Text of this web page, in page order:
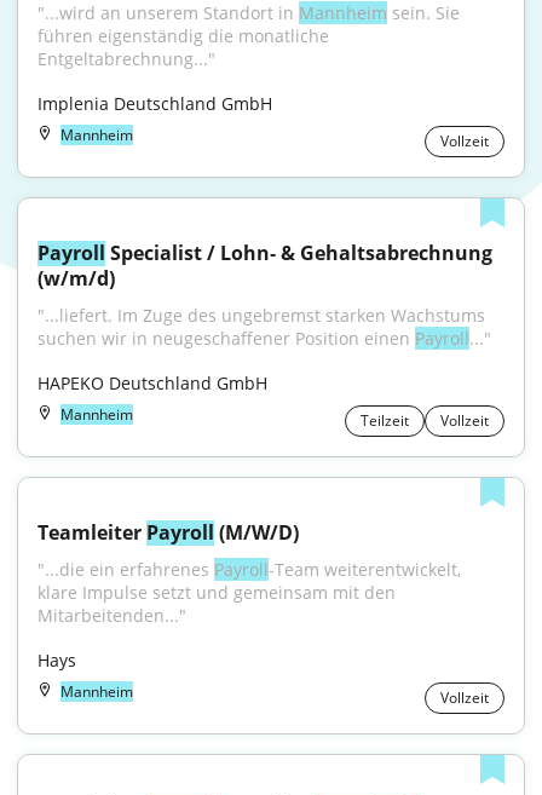
"...wird an unserem Standort in Mannheim sein. Sie
führen eigenständig die monatliche
Entgeltabrechnung..."
Implenia Deutschland GmbH
Mannheim Vollzeit
Payroll Specialist / Lohn‑ & Gehaltsabrechnung
(w/m/d)
"...liefert. Im Zuge des ungebremst starken Wachstums
suchen wir in neugeschaffener Position einen Payroll..."
HAPEKO Deutschland GmbH
Mannheim Teilzeit Vollzeit
Teamleiter Payroll (M/W/D)
"...die ein erfahrenes Payroll-Team weiterentwickelt,
klare Impulse setzt und gemeinsam mit den
Mitarbeitenden..."
Hays
Mannheim Vollzeit